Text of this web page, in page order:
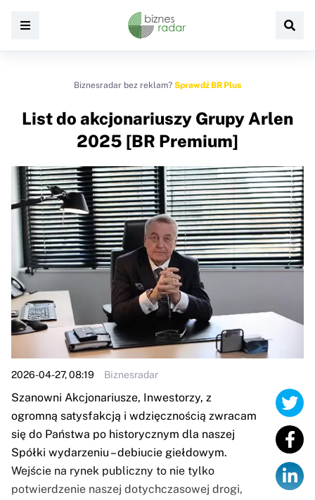
Biznesradar bez reklam? Sprawdź BR Plus
List do akcjonariuszy Grupy Arlen
2025 [BR Premium]
2026-04-27, 08:19 Biznesradar
Szanowni Akcjonariusze, Inwestorzy, z
ogromną satysfakcją i wdzięcznością zwracam
się do Państwa po historycznym dla naszej
Spółki wydarzeniu – debiucie giełdowym.
Wejście na rynek publiczny to nie tylko
potwierdzenie naszej dotychczasowej drogi,